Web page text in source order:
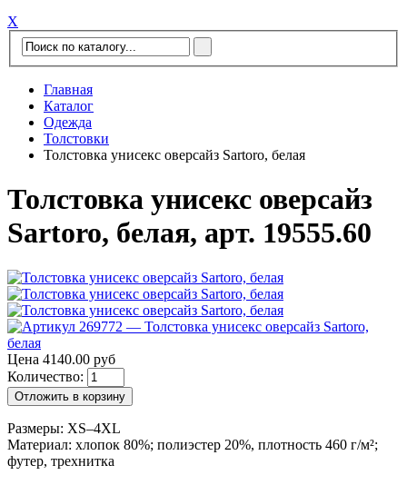
Х
Главная
Каталог
Одежда
Толстовки
Толстовка унисекс оверсайз Sartoro, белая
Толстовка унисекс оверсайз
Sartoro, белая, арт. 19555.60
Цена 4140.00 руб
Количество:
Отложить в корзину
Размеры: XS–4XL
Материал: хлопок 80%; полиэстер 20%, плотность 460 г/м²;
футер, трехнитка